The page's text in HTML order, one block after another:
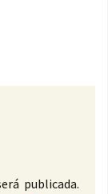
publicada.